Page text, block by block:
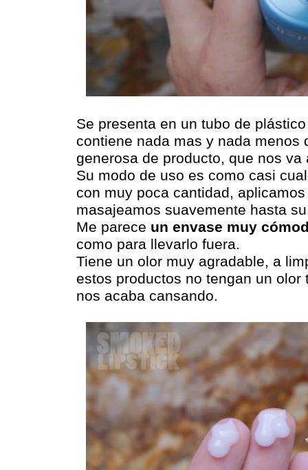
Se presenta en un tubo de
contiene nada mas y nada menos
generosa de producto, que nos va
Su modo de uso es como casi
con muy poca cantidad,
masajeamos suavemente hasta
Me parece un envase muy
como para llevarlo fuera.
Tiene un olor muy agradable, a
estos productos no tengan un olor
nos acaba cansando.